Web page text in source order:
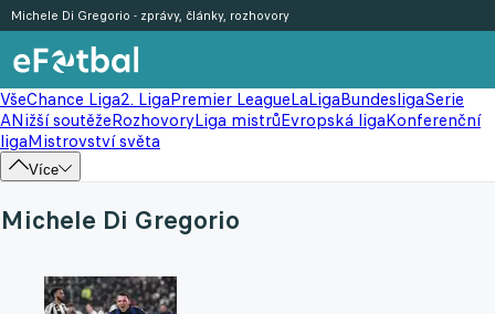
VšeChance Liga2. LigaPremier LeagueLaLigaBundesligaSerie
ANižší soutěžeRozhovoryLiga mistrůEvropská ligaKonferenční
ligaMistrovství světa
Více
Michele Di Gregorio - zprávy, články, rozhovory
Michele Di Gregorio